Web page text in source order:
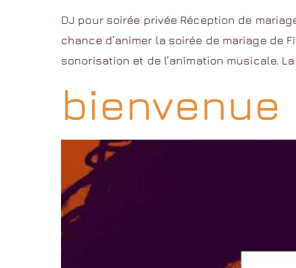
DJ pour soirée privée Réception de
chance d’animer la soirée de mariage de
sonorisation et de l’animation musicale.
bienvenue